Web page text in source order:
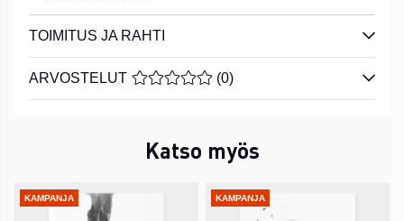
TOIMITUS JA RAHTI
ARVOSTELUT KESKIARVOLUOKITUS 0 / 5
(0)
Katso myös
KAMPANJA KAMPANJA